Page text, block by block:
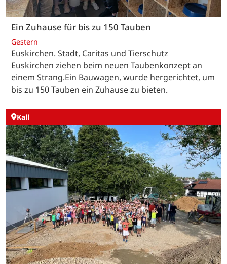
Ein Zuhause für bis zu 150 Tauben
Gestern
Euskirchen. Stadt, Caritas und Tierschutz
Euskirchen ziehen beim neuen Taubenkonzept an
einem Strang.Ein Bauwagen, wurde hergerichtet, um
bis zu 150 Tauben ein Zuhause zu bieten.
Kall